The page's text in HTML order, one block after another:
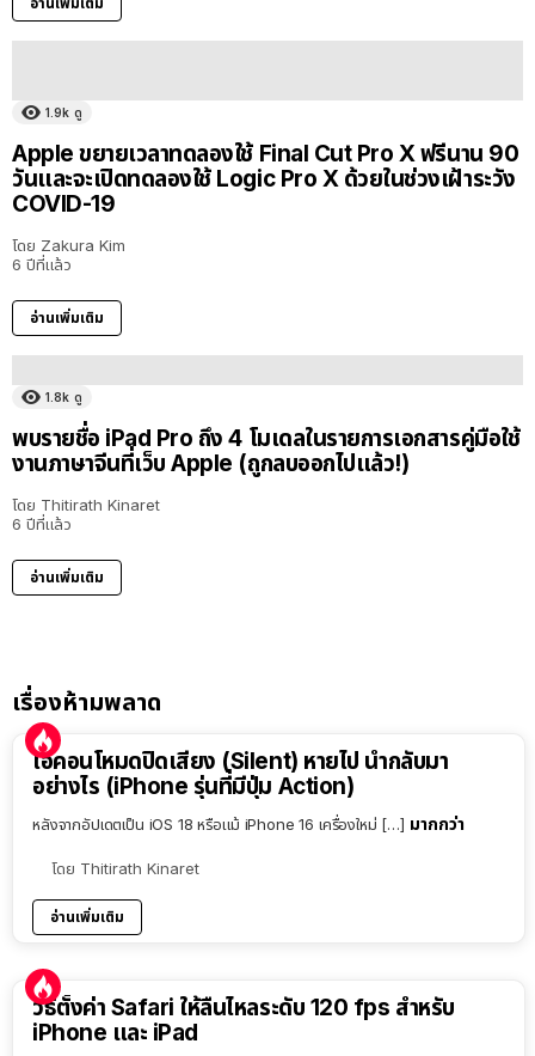
1.9k ดู
Apple ขยายเวลาทดลองใช้ Final Cut Pro X ฟรีนาน 90
วันและจะเปิดทดลองใช้ Logic Pro X ด้วยในช่วงเฝ้าระวัง
COVID-19
โดย Zakura Kim
6 ปีที่แล้ว
อ่านเพิ่มเติม
1.8k ดู
พบรายชื่อ iPad Pro ถึง 4 โมเดลในรายการเอกสารคู่มือใช้
งานภาษาจีนที่เว็บ Apple (ถูกลบออกไปแล้ว!)
โดย Thitirath Kinaret
6 ปีที่แล้ว
อ่านเพิ่มเติม
เรื่องห้ามพลาด
ไอคอนโหมดปิดเสียง (Silent) หายไป นำกลับมา
อย่างไร (iPhone รุ่นที่มีปุ่ม Action)
หลังจากอัปเดตเป็น iOS 18 หรือแม้ iPhone 16 เครื่องใหม่ […] มากกว่า
โดย Thitirath Kinaret
อ่านเพิ่มเติม
วิธีตั้งค่า Safari ให้ลื่นไหลระดับ 120 fps สำหรับ
iPhone และ iPad